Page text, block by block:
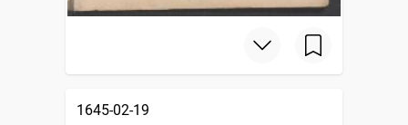
1645-02-19